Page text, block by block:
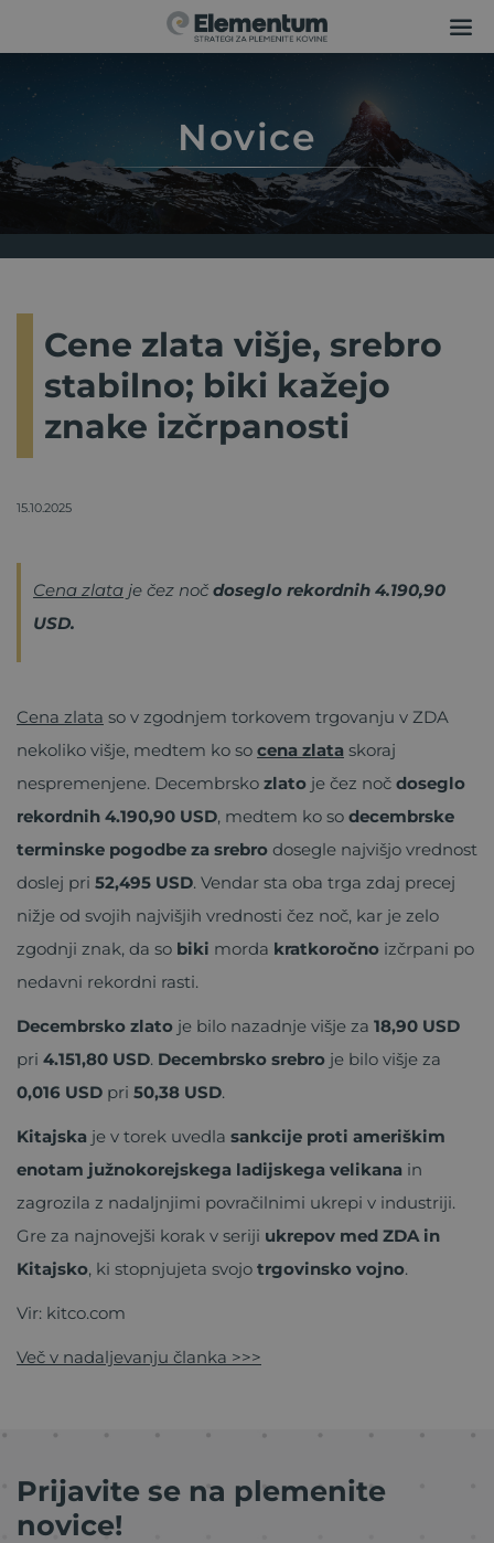
Novice
Cene zlata višje, srebro
stabilno; biki kažejo
znake izčrpanosti
15.10.2025
Cena zlata je čez noč doseglo rekordnih 4.190,90
USD.
Cena zlata so v zgodnjem torkovem trgovanju v ZDA
nekoliko višje, medtem ko so cena zlata skoraj
nespremenjene. Decembrsko zlato je čez noč doseglo
rekordnih 4.190,90 USD, medtem ko so decembrske
terminske pogodbe za srebro dosegle najvišjo vrednost
doslej pri 52,495 USD. Vendar sta oba trga zdaj precej
nižje od svojih najvišjih vrednosti čez noč, kar je zelo
zgodnji znak, da so biki morda kratkoročno izčrpani po
nedavni rekordni rasti.
Decembrsko zlato je bilo nazadnje višje za 18,90 USD
pri 4.151,80 USD. Decembrsko srebro je bilo višje za
0,016 USD pri 50,38 USD.
Kitajska je v torek uvedla sankcije proti ameriškim
enotam južnokorejskega ladijskega velikana in
zagrozila z nadaljnjimi povračilnimi ukrepi v industriji.
Gre za najnovejši korak v seriji ukrepov med ZDA in
Kitajsko, ki stopnjujeta svojo trgovinsko vojno.
Vir: kitco.com
Več v nadaljevanju članka >>>
Prijavite se na plemenite
novice!